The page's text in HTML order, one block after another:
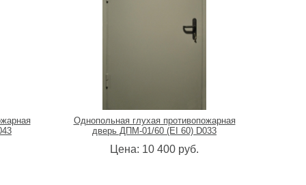
Однопольная глухая противопожарная
дверь ДПМ-01/60 (EI 60) D033
Цена: 10 400 руб.